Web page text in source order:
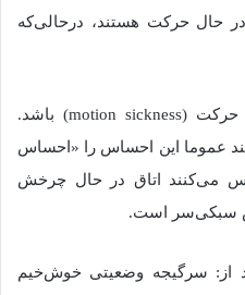
حال حرکت هستند، درحالی‌که
حرکت (
motion sickness
) باشد.
عموما این احساس را
« احساس
می‌کنند اتاق در حال چرخش
سبکی‌سر است.
از : سرگیجه وضعیتی خوش‌خیم